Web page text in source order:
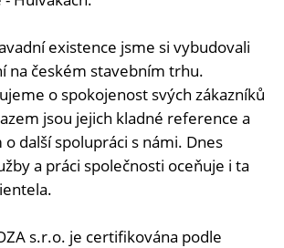
existence jsme si vybudovali
na českém stavebním trhu.
o spokojenost svých zákazníků
jsou jejich kladné reference a
další spolupráci s námi. Dnes
a práci společnosti oceňuje i ta
s.r.o. je certifikována podle